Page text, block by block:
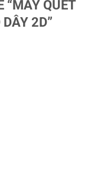
“MÁY QUÉT
2D”